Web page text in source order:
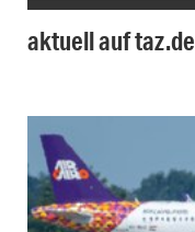
aktuell auf taz.de